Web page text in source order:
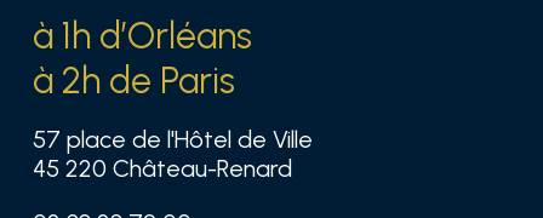
à 1h d’Orléans
à 2h de Paris
57 place de l'Hôtel de Ville
45 220 Château-Renard